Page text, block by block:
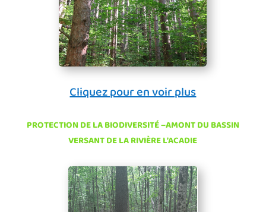
Cliquez pour en voir plus
PROTECTION DE LA BIODIVERSITÉ –AMONT DU BASSIN
VERSANT DE LA RIVIÈRE L’ACADIE